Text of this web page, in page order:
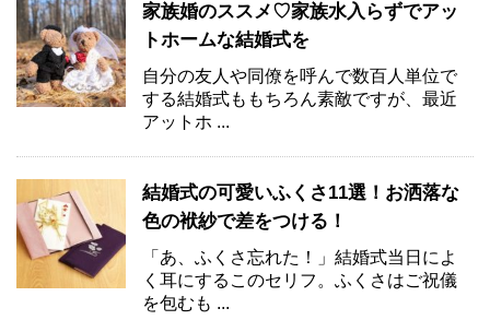
家族婚のススメ♡家族水入らずでアッ
トホームな結婚式を
自分の友人や同僚を呼んで数百人単位で
する結婚式ももちろん素敵ですが、最近
アットホ ...
結婚式の可愛いふくさ11選！お洒落な
色の袱紗で差をつける！
「あ、ふくさ忘れた！」結婚式当日によ
く耳にするこのセリフ。ふくさはご祝儀
を包むも ...